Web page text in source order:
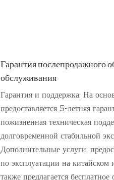
Гарантия послепродажного
обслуживания
Гарантия и поддержка: На
предоставляется 5-летняя
пожизненная техническая
долговременной стабильной
Дополнительные услуги:
по эксплуатации на китайском
также предлагается